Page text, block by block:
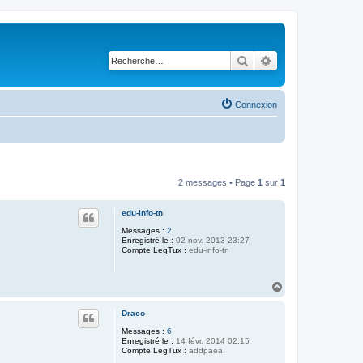
Rechercher
Connexion
2 messages • Page 1 sur 1
edu-info-tn
Messages : 2
Enregistré le : 02 nov. 2013 23:27
Compte LegTux : edu-info-tn
Draco
Messages : 6
Enregistré le : 14 févr. 2014 02:15
Compte LegTux : addpaea